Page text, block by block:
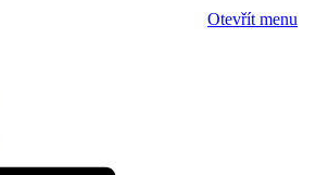
Otevřít menu